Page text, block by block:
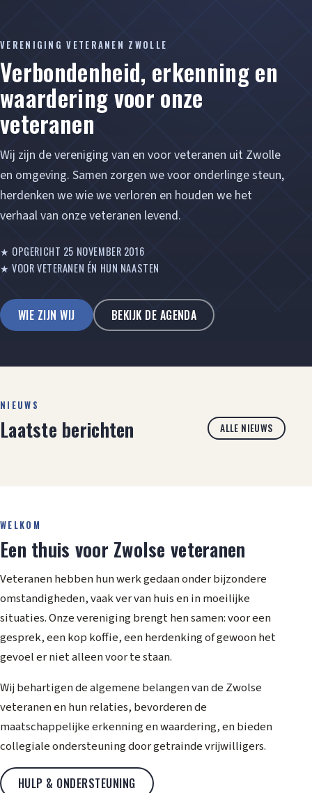
VERENIGING VETERANEN ZWOLLE
Verbondenheid, erkenning en
waardering voor onze
veteranen
Wij zijn de vereniging van en voor veteranen uit Zwolle
en omgeving. Samen zorgen we voor onderlinge steun,
herdenken we wie we verloren en houden we het
verhaal van onze veteranen levend.
★ OPGERICHT 25 NOVEMBER 2016
★ VOOR VETERANEN ÉN HUN NAASTEN
WIE ZIJN WIJ BEKIJK DE AGENDA
NIEUWS
Laatste berichten ALLE NIEUWS
WELKOM
Een thuis voor Zwolse veteranen
Veteranen hebben hun werk gedaan onder bijzondere
omstandigheden, vaak ver van huis en in moeilijke
situaties. Onze vereniging brengt hen samen: voor een
gesprek, een kop koffie, een herdenking of gewoon het
gevoel er niet alleen voor te staan.
Wij behartigen de algemene belangen van de Zwolse
veteranen en hun relaties, bevorderen de
maatschappelijke erkenning en waardering, en bieden
collegiale ondersteuning door getrainde vrijwilligers.
HULP & ONDERSTEUNING